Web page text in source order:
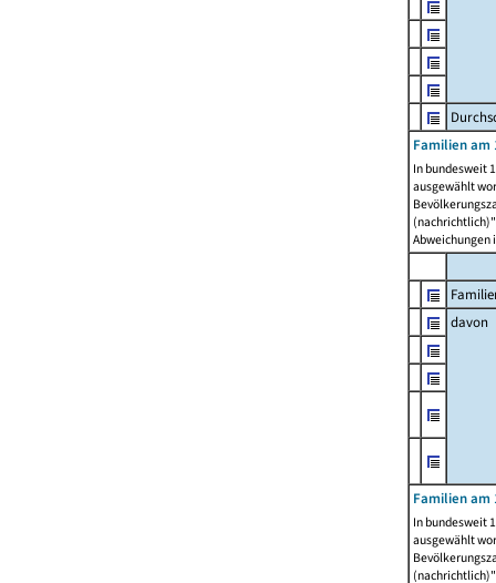
Familien am
In bundesweit
ausgewählt
Abweichungen
davon
Familien am
In bundesweit
ausgewählt